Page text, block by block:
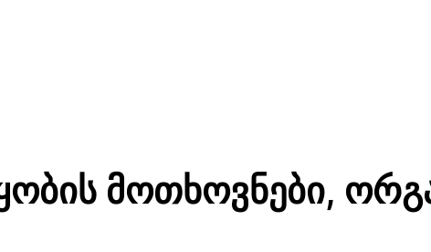
მოთხოვნები,